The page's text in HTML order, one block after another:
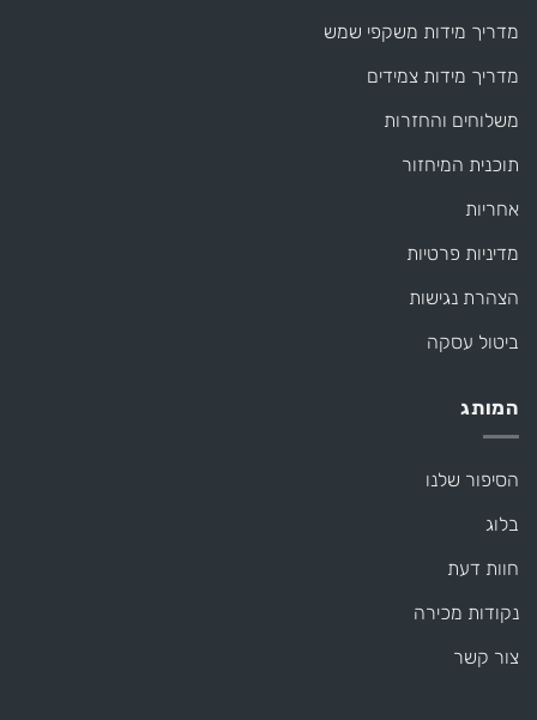
מדריך מידות משקפי שמש
מדריך מידות צמידים
משלוחים והחזרות
תוכנית המיחזור
אחריות
מדיניות פרטיות
הצהרת נגישות
ביטול עסקה
המותג
הסיפור שלנו
בלוג
חוות דעת
נקודות מכירה
צור קשר